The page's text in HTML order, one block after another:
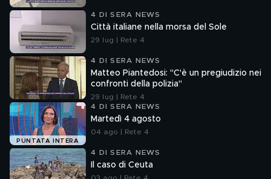
4 DI SERA NEWS
Città italiane nella morsa del Sole
29 lug | Rete 4
4 DI SERA NEWS
Matteo Piantedosi: "C'è un pregiudizio nei
confronti della polizia"
29 lug | Rete 4
PUNTATA INTERA
4 DI SERA NEWS
Martedì 4 agosto
04 ago | Rete 4
4 DI SERA NEWS
Il caso di Ceuta